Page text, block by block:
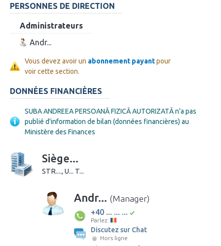
PERSONNES DE DIRECTION
Administrateurs
Andr...
Vous devez avoir un abonnement payantpour
voir cette section.
DONNÉES FINANCIÈRES
SUBA ANDREEA PERSOANĂ FIZICĂ AUTORIZATĂ n'a pas
publié d'information de bilan (données financières) au
Ministère des Finances
Siège...
STR...., U... T...
Andr... (Manager)
+40 ... ... ...
Parlez:
Discutez sur Chat
Hors ligne